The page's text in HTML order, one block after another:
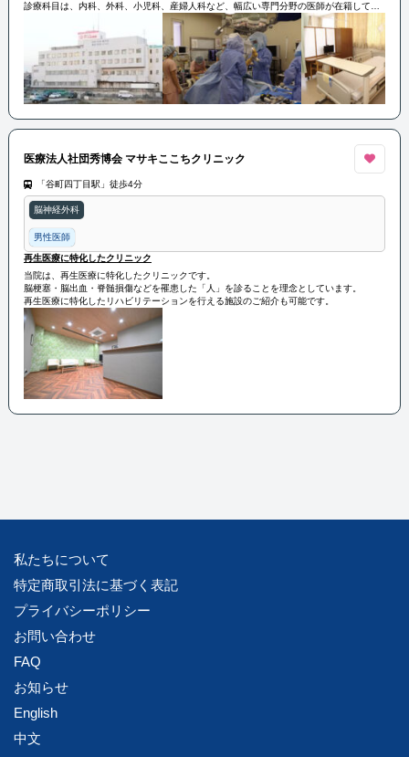
診療科目は、内科、外科、小児科、産婦人科など、幅広い専門分野の医師が在籍してお
り、患者さんの多様なニーズに対応しています。
その他にも、地域の健康づくりにも積極的に取り組んでいます。定期的な健康相談会や
予防接種キャンペーンなど、地域の皆さまの健康増進に貢献しています。
医療法人社団秀博会 マサキここちクリニック
「谷町四丁目駅」徒歩4分
脳神経外科
男性医師
再生医療に特化したクリニック
当院は、再生医療に特化したクリニックです。
脳梗塞・脳出血・脊髄損傷などを罹患した「人」を診ることを理念としています。
再生医療に特化したリハビリテーションを行える施設のご紹介も可能です。
私たちについて
特定商取引法に基づく表記
プライバシーポリシー
お問い合わせ
FAQ
お知らせ
English
中文